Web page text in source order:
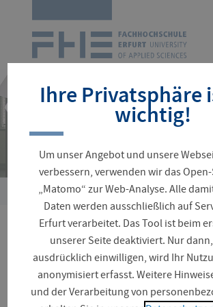
überspringen
Sie
sind
hier:
Netzwerktreffen
Praxis
Ihre Privatsphäre
wichtig!
Um unser Angebot und unsere
verbessern, verwenden wir das
„Matomo“ zur Web-Analyse. Alle
Daten werden ausschließlich auf
Erfurt verarbeitet. Das Tool ist beim
unserer Seite deaktiviert. Nur
ausdrücklich einwilligen, wird Ihr
anonymisiert erfasst. Weitere
und der Verarbeitung von